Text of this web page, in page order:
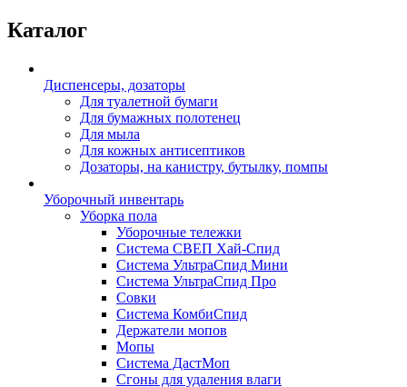
Каталог
Диспенсеры, дозаторы
Для туалетной бумаги
Для бумажных полотенец
Для мыла
Для кожных антисептиков
Дозаторы, на канистру, бутылку, помпы
Уборочный инвентарь
Уборка пола
Уборочные тележки
Система СВЕП Хай-Спид
Система УльтраСпид Мини
Система УльтраСпид Про
Совки
Система КомбиСпид
Держатели мопов
Мопы
Система ДастМоп
Сгоны для удаления влаги